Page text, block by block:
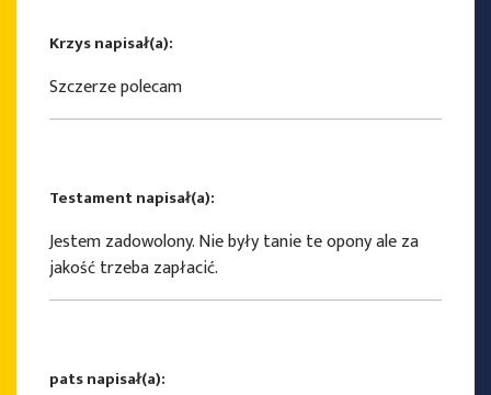
Krzys napisał(a):
Szczerze polecam
Testament napisał(a):
Jestem zadowolony. Nie były tanie te opony ale za
jakość trzeba zapłacić.
pats napisał(a):